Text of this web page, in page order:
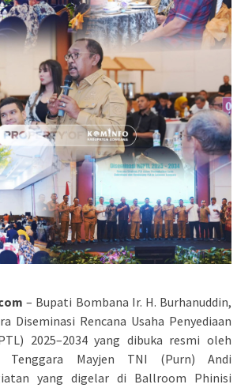
– Bupati Bombana Ir. H. Burhanuddin,
Diseminasi Rencana Usaha Penyediaan
2025–2034 yang dibuka resmi oleh
Tenggara Mayjen TNI (Purn) Andi
yang digelar di Ballroom Phinisi